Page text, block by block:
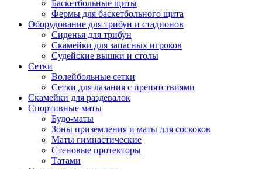
Баскетбольные щиты
Фермы для баскетбольного щита
Оборудование для трибун и стадионов
Сиденья для трибун
Скамейки для запасных игроков
Судейские вышки и столы
Сетки
Волейбольные сетки
Сетки для лазания с препятствиями
Скамейки для раздевалок
Спортивные маты
Будо-маты
Зоны приземления и маты для соскоков
Маты гимнастические
Стеновые протекторы
Татами